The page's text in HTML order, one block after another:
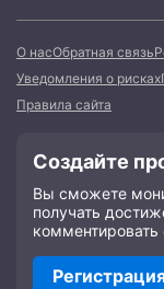
О насОбратная связь
Уведомления о рисках
Правила сайта
Создайте
Вы сможете
получать
комментировать